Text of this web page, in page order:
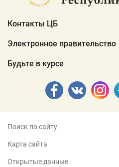
Контакты ЦБ
Электронное правительство
Будьте в курсе
Поиск по сайту
Карта сайта
Открытые данные